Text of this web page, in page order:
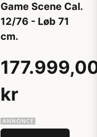
Game Scene Cal.
12/76 - Løb 71
cm.
kr